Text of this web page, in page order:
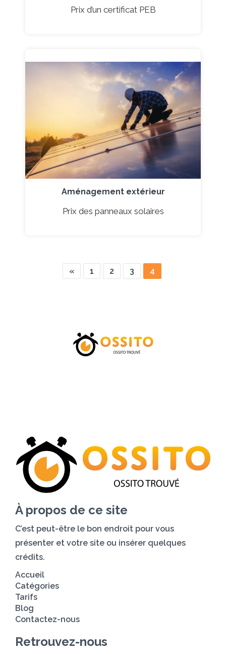
Prix d’un certificat PEB
Aménagement extérieur
Prix des panneaux solaires
« 1 2 3 4
À propos de ce site
C’est peut-être le bon endroit pour vous
présenter et votre site ou insérer quelques
crédits.
Accueil
Catégories
Tarifs
Blog
Contactez-nous
Retrouvez-nous